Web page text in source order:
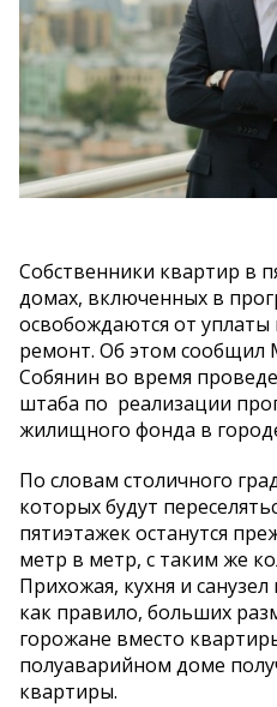
Собственники квартир в
домах, включенных в
освобождаются от
ремонт. Об этом сообщил
Собянин во время
штаба по реализации
жилищного фонда в
По словам столичного
которых будут
пятиэтажек останутся
метр в метр, с таким же
Прихожая, кухня и
как правило, больших
горожане вместо
полуаварийном доме
квартиры.